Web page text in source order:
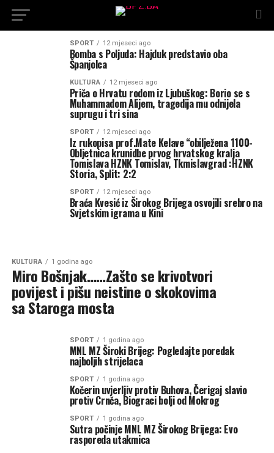
SPORT 12 mjeseci ago
Bomba s Poljuda: Hajduk predstavio oba
Španjolca
KULTURA 12 mjeseci ago
Priča o Hrvatu rodom iz Ljubuškog: Borio se s
Muhammadom Alijem, tragedija mu odnijela
suprugu i tri sina
SPORT 12 mjeseci ago
Iz rukopisa prof.Mate Kelave “obilježena 1100-
Obljetnica krunidbe prvog hrvatskog kralja
Tomislava HZNK Tomislav, Tkmislavgrad :HZNK
Storia, Split: 2:2
SPORT 12 mjeseci ago
Braća Kvesić iz Širokog Brijega osvojili srebro na
Svjetskim igrama u Kini
KULTURA 1 godina ago
Miro Bošnjak……Zašto se krivotvori
povijest i pišu neistine o skokovima
sa Staroga mosta
SPORT 1 godina ago
MNL MZ Široki Brijeg: Pogledajte poredak
najboljih strijelaca
SPORT 1 godina ago
Kočerin uvjerljiv protiv Buhova, Čerigaj slavio
protiv Crnča, Biograci bolji od Mokrog
SPORT 1 godina ago
Sutra počinje MNL MZ Širokog Brijega: Evo
rasporeda utakmica